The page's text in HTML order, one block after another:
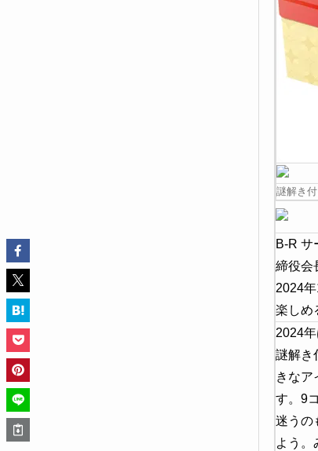
謎解き
B‐R
締役会
2024
楽しめ
2024
謎解き
きなア
す。9
迷うの
よう。